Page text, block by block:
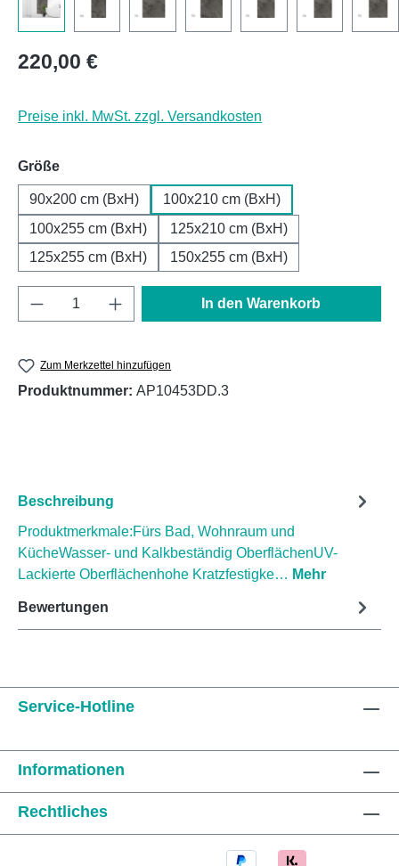
Regulärer Preis:
220,00 €
Preise inkl. MwSt. zzgl. Versandkosten
Größeauswählen
90x200 cm (BxH)
100x210 cm (BxH)
100x255 cm (BxH)
125x210 cm (BxH)
125x255 cm (BxH)
150x255 cm (BxH)
Produkt Anzahl: Gib den gewünschten
In den Warenkorb
Zum Merkzettel hinzufügen
Produktnummer: AP10453DD.3
Beschreibung
Produktmerkmale:Fürs Bad, Wohnraum und
KücheWasser- und Kalkbeständig OberflächenUV-
Lackierte Oberflächenhohe Kratzfestigke… Mehr
Bewertungen
Service-Hotline
Informationen
Rechtliches